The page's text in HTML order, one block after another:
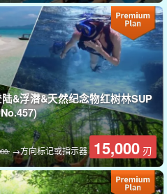
&浮潜&天然纪念物红树林SUP
→方向标记或指示器 15,000 刃